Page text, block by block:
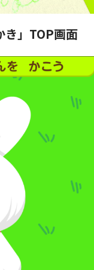
き」TOP画面